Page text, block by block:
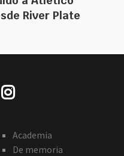
River Plate
Academia
De memoria